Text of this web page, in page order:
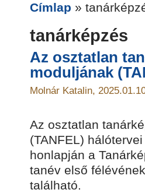
Címlap »
tanárképzés
Az osztatlan
moduljának
Molnár Katalin,
Az osztatlan
(TANFEL)
honlapján a
tanév első
található.